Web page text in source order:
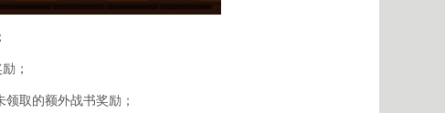
；
取的额外战书奖励；